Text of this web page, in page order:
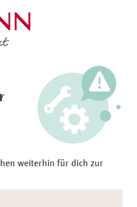
weiterhin für dich zur